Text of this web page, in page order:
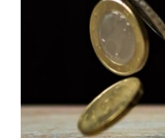
Preisstatistik – Heizöl zum
Preisstatistik
Ukraine